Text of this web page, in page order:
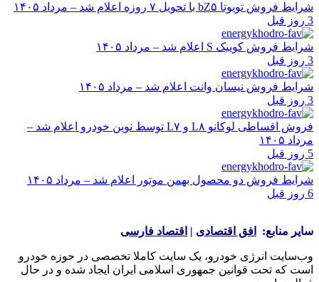
شرایط فروش تویوتا bZ۵ با تحویل ۷ روزه اعلام شد – مرداد ۱۴۰۵
3 روز قبل
شرایط فروش کوییک S اعلام شد – مرداد ۱۴۰۵
3 روز قبل
شرایط فروش نیسان وانت اعلام شد – مرداد ۱۴۰۵
3 روز قبل
فروش اقساطی لوکانو L۸ و L۷ توسط نوین خودرو اعلام شد –
مرداد ۱۴۰۵
5 روز قبل
شرایط فروش دو محصول بهمن موتور اعلام شد – مرداد ۱۴۰۵
6 روز قبل
سایر منابع: افق اقتصادی | اقتصاد فارسی
وب‌سایت انرژی خودرو، یک سایت کاملا تخصصی در حوزه خودرو
است که تحت قوانین جمهوری اسلامی ایران ایجاد شده و در حال